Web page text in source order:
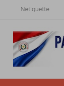
Netiquette